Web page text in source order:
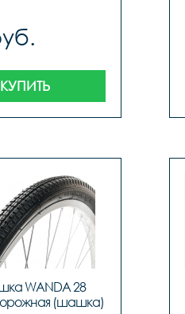
КУПИТЬ
WANDA 28
(шашка)